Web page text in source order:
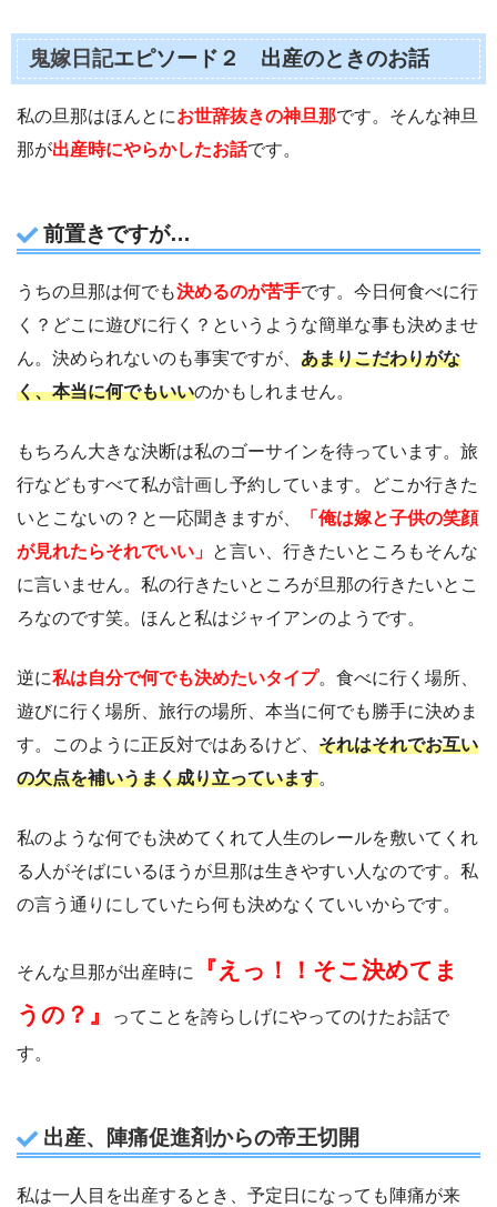
鬼嫁日記エピソード２ 出産のときのお話
私の旦那はほんとにお世辞抜きの神旦那です。そんな神旦
那が出産時にやらかしたお話です。
前置きですが…
うちの旦那は何でも決めるのが苦手です。今日何食べに行
く？どこに遊びに行く？というような簡単な事も決めませ
ん。決められないのも事実ですが、 あまりこだわりがな
く、本当に何でもいいのかもしれません。
もちろん大きな決断は私のゴーサインを待っています。旅
行などもすべて私が計画し予約しています。どこか行きた
いとこないの？と一応聞きますが、
「俺は嫁と子供の笑顔
が見れたらそれでいい」 と言い、行きたいところもそんな
に言いません。私の行きたいところが旦那の行きたいとこ
ろなのです笑。ほんと私はジャイアンのようです。
逆に私は自分で何でも決めたいタイプ。食べに行く場所、
遊びに行く場所、旅行の場所、本当に何でも勝手に決めま
す。このように正反対ではあるけど、 それはそれでお互い
の欠点を補いうまく成り立っています。
私のような何でも決めてくれて人生のレールを敷いてくれ
る人がそばにいるほうが旦那は生きやすい人なのです。私
の言う通りにしていたら何も決めなくていいからです。
そんな旦那が出産時に
『えっ！！そこ決めてま
うの？』
ってことを誇らしげにやってのけたお話で
す。
出産、陣痛促進剤からの帝王切開
私は一人目を出産するとき、予定日になっても陣痛が来